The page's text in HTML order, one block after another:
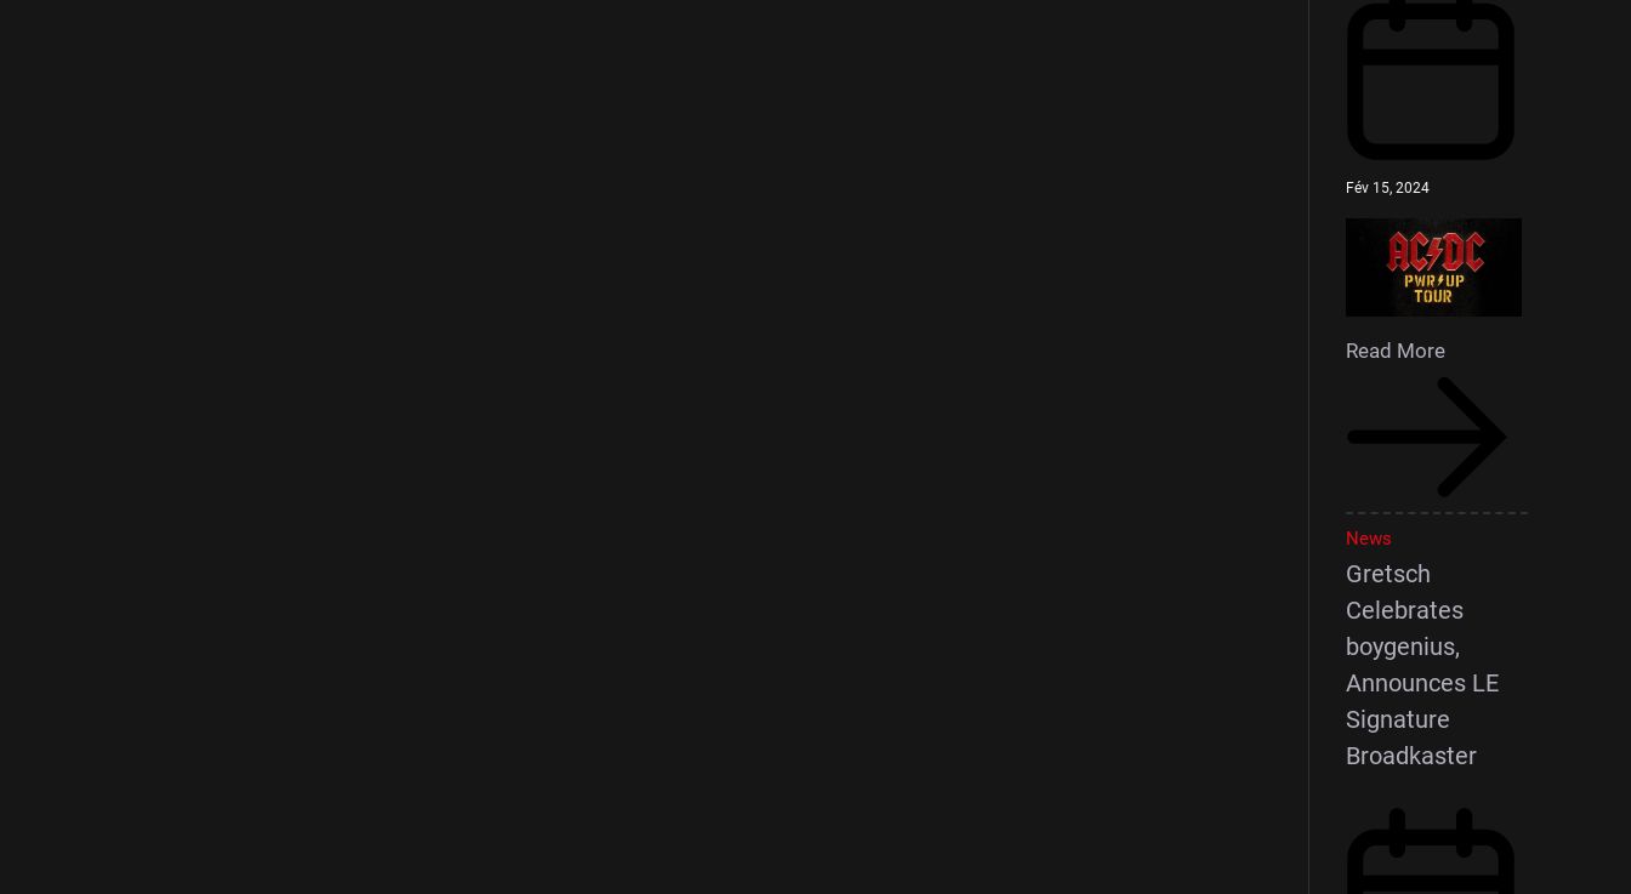
Fév 15, 2024
Read More
News
Gretsch
Celebrates
boygenius,
Announces LE
Signature
Broadkaster